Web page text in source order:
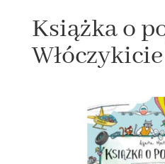
Książka o
Włóczykicie